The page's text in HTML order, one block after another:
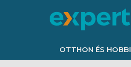
OTTHON ÉS HOBBI